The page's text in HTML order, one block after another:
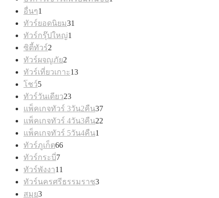
อื่นๆ1
สินค้า
ทัวร์ยอดนิยม31
ทัวร์กรุ๊ปใหญ่1
ซิตี้ทัวร์2
สินค้า
ทัวร์ผจญภัย2
สินค้า
ทัวร์เที่ยวเกาะ13
โชว์5
สินค้า
ทัวร์วันเดียว23
สินค้า
แพ็คเกจทัวร์ 3วัน2คืน3737
แพ็คเกจทัวร์ 4วัน3คืน22
แพ็คเกจทัวร์ 5วัน4คืน1
ทัวร์ภูเก็ต66
ทัวร์กระบี่77
สินค้า
ทัวร์พังงา11
ทัวร์นครศรีธรรมราช3
สมุย3